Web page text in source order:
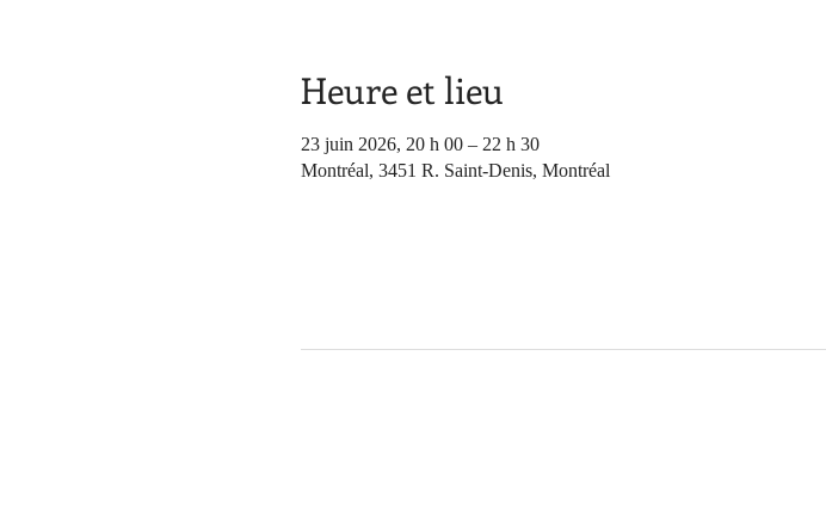
Heure et lieu
23 juin 2026, 20 h 00 – 22 h 30
Montréal, 3451 R. Saint-Denis, Montréal